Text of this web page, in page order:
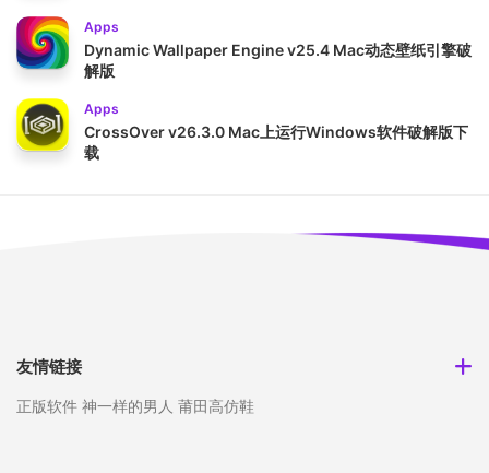
Apps
Dynamic Wallpaper Engine v25.4 Mac动态壁纸引擎破
解版
Apps
CrossOver v26.3.0 Mac上运行Windows软件破解版下
载
友情链接
正版软件 神一样的男人 莆田高仿鞋